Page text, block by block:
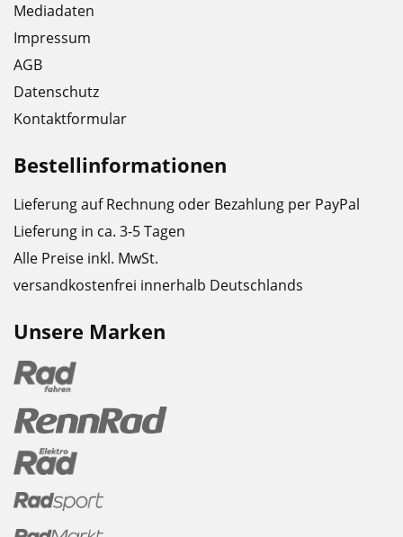
Mediadaten
Impressum
AGB
Datenschutz
Kontaktformular
Bestellinformationen
Lieferung auf Rechnung oder Bezahlung per PayPal
Lieferung in ca. 3-5 Tagen
Alle Preise inkl. MwSt.
versandkostenfrei innerhalb Deutschlands
Unsere Marken